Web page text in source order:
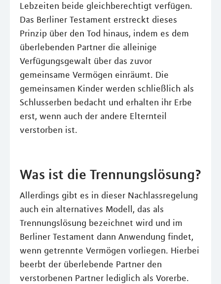
Lebzeiten beide gleichberechtigt verfügen.
Das Berliner Testament erstreckt dieses
Prinzip über den Tod hinaus, indem es dem
überlebenden Partner die alleinige
Verfügungsgewalt über das zuvor
gemeinsame Vermögen einräumt. Die
gemeinsamen Kinder werden schließlich als
Schlusserben bedacht und erhalten ihr Erbe
erst, wenn auch der andere Elternteil
verstorben ist.
Was ist die Trennungslösung?
Allerdings gibt es in dieser Nachlassregelung
auch ein alternatives Modell, das als
Trennungslösung bezeichnet wird und im
Berliner Testament dann Anwendung findet,
wenn getrennte Vermögen vorliegen. Hierbei
beerbt der überlebende Partner den
verstorbenen Partner lediglich als Vorerbe.